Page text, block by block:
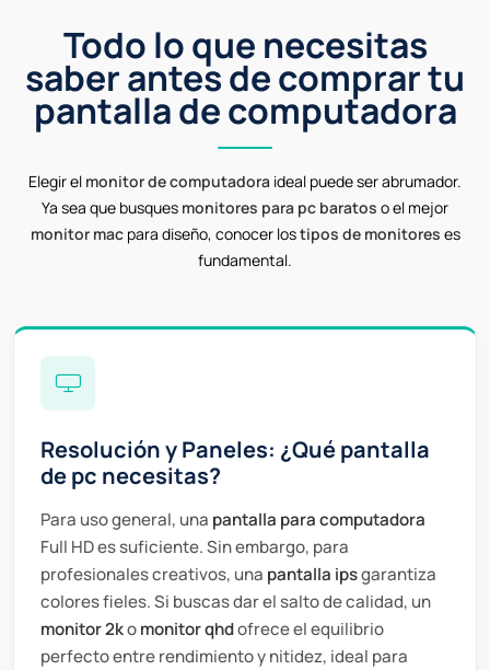
Todo lo que necesitas
saber antes de comprar tu
pantalla de computadora
Elegir el monitor de computadora ideal puede ser abrumador.
Ya sea que busques monitores para pc baratos o el mejor
monitor macpara diseño, conocer lostipos de monitores es
fundamental.
Resolución y Paneles: ¿Qué pantalla
de pc necesitas?
Para uso general, una pantalla para computadora
Full HD es suficiente. Sin embargo, para
profesionales creativos, una pantalla ipsgarantiza
colores fieles. Si buscas dar el salto de calidad, un
monitor 2komonitor qhdofrece el equilibrio
perfecto entre rendimiento y nitidez, ideal para